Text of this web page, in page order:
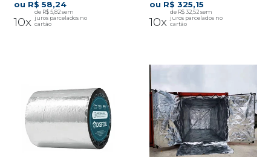
R$ 58,24
10x
R$ 5,82
R$ 325,15
10x
R$ 32,52